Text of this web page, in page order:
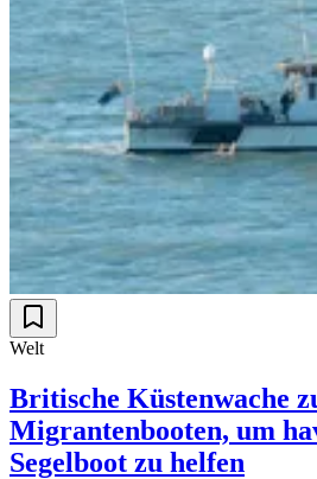
Welt
Britische Küstenwache
Migrantenbooten, um
Segelboot zu helfen